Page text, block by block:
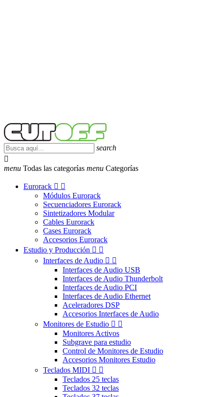
search

menu Todas las categorías menu Categorías
Eurorack  
Módulos Eurorack
Secuenciadores Eurorack
Sintetizadores Modular
Cables Eurorack
Cases Eurorack
Accesorios Eurorack
Estudio y Producción  
Interfaces de Audio  
Interfaces de Audio USB
Interfaces de Audio Thunderbolt
Interfaces de Audio PCI
Interfaces de Audio Ethernet
Aceleradores DSP
Accesorios Interfaces de Audio
Monitores de Estudio  
Monitores Activos
Subgrave para estudio
Control de Monitores de Estudio
Accesorios Monitores Estudio
Teclados MIDI  
Teclados 25 teclas
Teclados 32 teclas